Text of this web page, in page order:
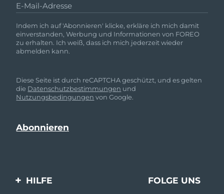
E-Mail-Adresse
Indem ich auf 'Abonnieren' klicke, erkläre ich mich damit
einverstanden, Werbung und Informationen von FOREO
zu erhalten. Ich weiß, dass ich mich jederzeit wieder
abmelden kann.
Diese Seite ist durch reCAPTCHA geschützt, und es gelten
die Datenschutzbestimmungen und
Nutzungsbedingungen von Google.
HILFE FOLGE UNS